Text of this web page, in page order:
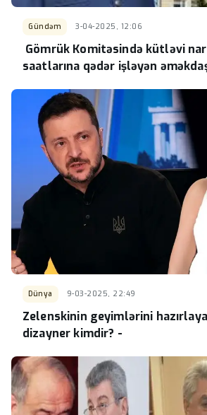
Gündəm 3-04-2025, 12:06
Gömrük Komitəsində kütləvi
saatlarına qədər işləyən
Dünya 9-03-2025, 22:49
Zelenskinin geyimlərini
dizayner kimdir? -